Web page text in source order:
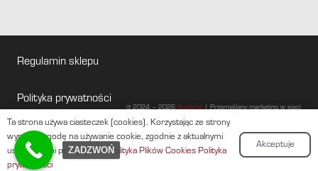
Regulamin sklepu
Polityka prywatności
Baza wiedzy
@ 2024 – 2026Gogler.pl| Przemyślany marketing w sieci
ZADZWOŃ
Ta strona używa ciasteczek (cookies). Korzystając ze strony
wyrażasz zgodę na używanie cookie, zgodnie z aktualnymi
ustawieniami przeglądarki.Polityka Plików Cookies Polityka
prywatności
Akceptuje